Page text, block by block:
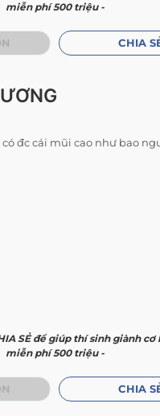
miễn phí 500 triệu -
CHIA
đc cái mũi cao như bao
SẺ để giúp thí sinh giành cơ
miễn phí 500 triệu -
CHIA